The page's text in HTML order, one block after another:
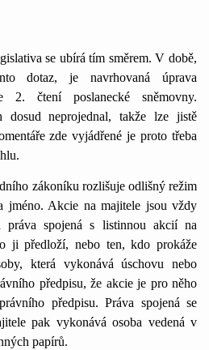
se ubírá tím směrem. V době,
dotaz, je navrhovaná úprava
2. čtení poslanecké sněmovny.
dosud neprojednal, takže lze jistě
zde vyjádřené je proto třeba
zákoníku rozlišuje odlišný režim
jméno. Akcie na majitele jsou vždy
práva spojená s listinnou akcií na
ji předloží, nebo ten, kdo prokáže
která vykonává úschovu nebo
předpisu, že akcie je pro něho
předpisu. Práva spojená se
pak vykonává osoba vedená v
papírů.